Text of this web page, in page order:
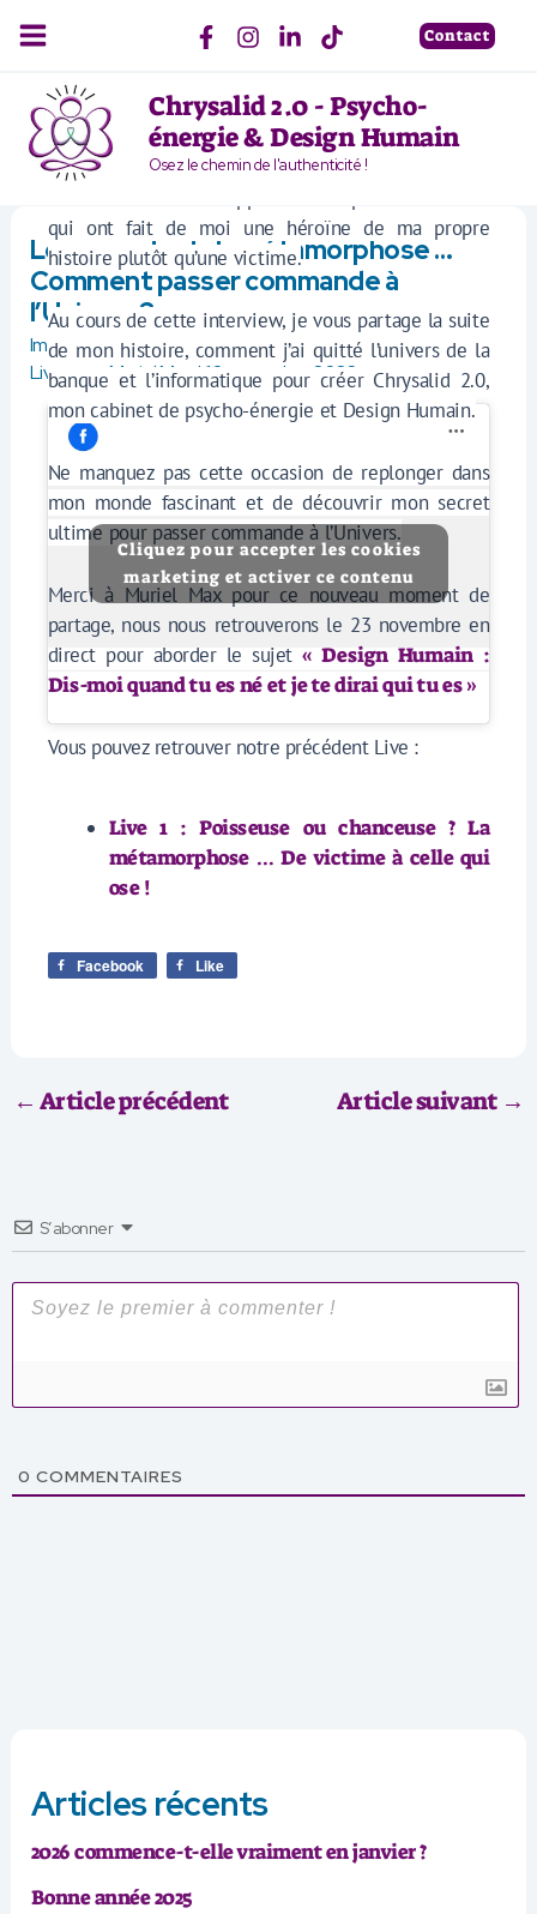
au
Contact
Chrysalid 2.0 - Psycho-
énergie & Design Humain
Osez le chemin de l'authenticité !
Les secrets de la métamorphose …
Comment passer commande à
l’Univers ?
Imagine que tu oses et que tout se passe bien,Interviews,
Live avec Muriel Max|10 novembre 2023
Cliquez pour accepter les cookies
marketing et activer ce contenu
Live 2 du 10/11/2023 avec Muriel Max
Dans ce deuxième Live, découvrez comment, après
30 ans de vie chaotique, j’ai switché pour une vie
dont je suis devenue à la fois réalisatrice, metteuse
qui ont fait de moi une héroïne de ma propre
histoire plutôt qu’une victime.
Au cours de cette interview, je vous partage la suite
de mon histoire, comment j’ai quitté l’univers de la
banque et l’informatique pour créer Chrysalid 2.0,
mon cabinet de psycho-énergie et Design Humain.
Ne manquez pas cette occasion de replonger dans
mon monde fascinant et de découvrir mon secret
ultime pour passer commande à l’Univers.
Merci à Muriel Max pour ce nouveau moment de
partage, nous nous retrouverons le 23 novembre en
direct pour aborder le sujet« Design Humain :
Dis-moi quand tu es né et je te dirai qui tu es »
Vous pouvez retrouver notre précédent Live :
Live 1 : Poisseuse ou chanceuse ? La
métamorphose … De victime à celle qui
ose !
Facebook Like
← Article précédent Article suivant →
S’abonner
0 COMMENTAIRES
Articles récents
2026 commence-t-elle vraiment en janvier ?
Bonne année 2025